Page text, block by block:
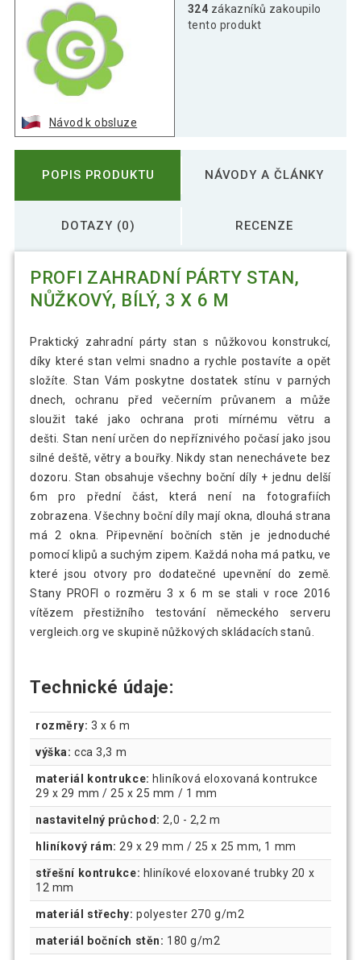
Návod k obsluze
324 zákazníků zakoupilo
tento produkt
POPIS PRODUKTU NÁVODY A ČLÁNKY
DOTAZY (0) RECENZE
PROFI ZAHRADNÍ PÁRTY STAN,
NŮŽKOVÝ, BÍLÝ, 3 X 6 M
Praktický zahradní párty stan s nůžkovou konstrukcí,
díky které stan velmi snadno a rychle postavíte a opět
složíte. Stan Vám poskytne dostatek stínu v parných
dnech, ochranu před večerním průvanem a může
sloužit také jako ochrana proti mírnému větru a
dešti. Stan není určen do nepříznivého počasí jako jsou
silné deště, větry a bouřky. Nikdy stan nenechávete bez
dozoru. Stan obsahuje všechny boční díly + jednu delší
6m pro přední část, která není na fotografiích
zobrazena. Všechny boční díly mají okna, dlouhá strana
má 2 okna. Připevnění bočních stěn je jednoduché
pomocí klipů a suchým zipem. Každá noha má patku, ve
které jsou otvory pro dodatečné upevnění do země.
Stany PROFI o rozměru 3 x 6 m se stali v roce 2016
vítězem přestižního testování německého serveru
vergleich.org ve skupině nůžkových skládacích stanů.
Technické údaje:
rozměry: 3 x 6 m
výška: cca 3,3 m
materiál kontrukce: hliníková eloxovaná kontrukce
29 x 29 mm / 25 x 25 mm / 1 mm
nastavitelný průchod: 2,0 - 2,2 m
hliníkový rám: 29 x 29 mm / 25 x 25 mm, 1 mm
střešní kontrukce: hliníkové eloxované trubky 20 x
12 mm
materiál střechy: polyester 270 g/m2
materiál bočních stěn: 180 g/m2